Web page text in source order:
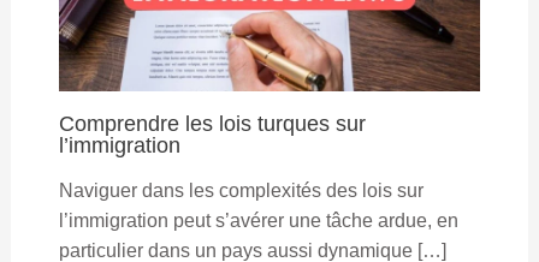
Comprendre les lois turques sur
l’immigration
Naviguer dans les complexités des lois sur
l’immigration peut s’avérer une tâche ardue, en
particulier dans un pays aussi dynamique […]